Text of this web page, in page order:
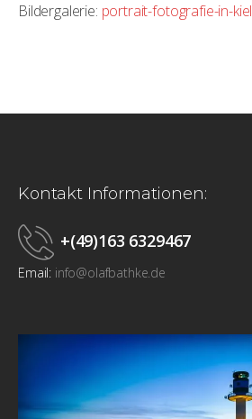
Bildergalerie: portrait-fotografie-in-kiel
Kontakt Informationen:
+(49)163 6329467
Email: info@olafbathke.de